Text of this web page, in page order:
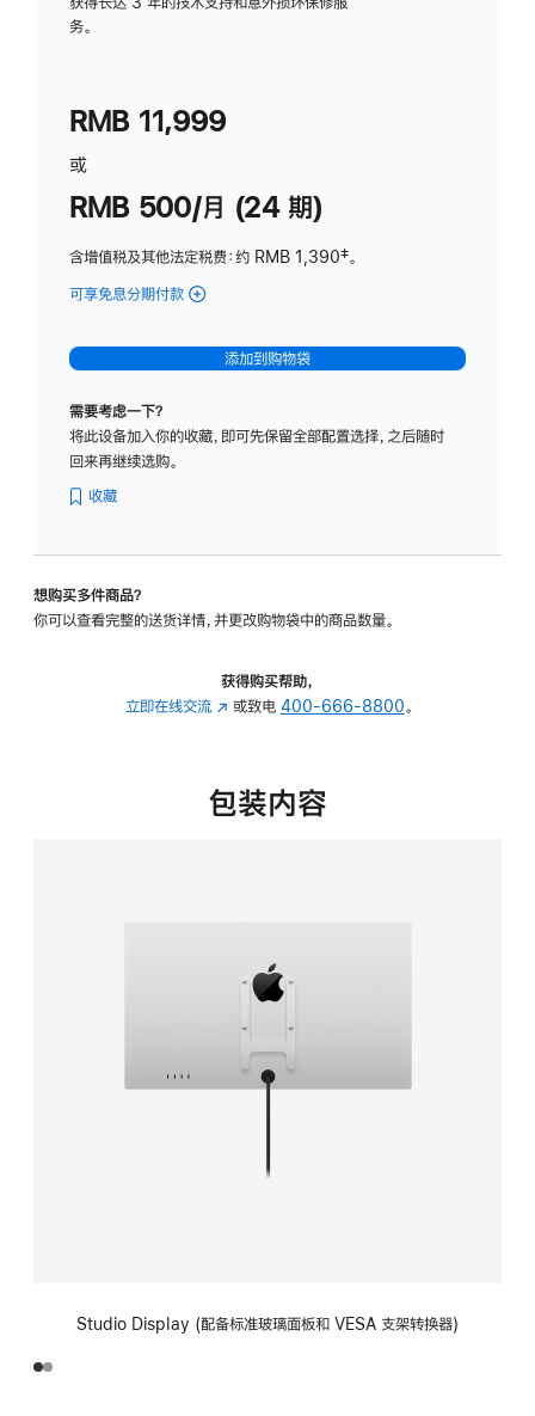
务。
RMB 11,999
或
RMB 500/月 (24 期)
含增值税及其他法定税费：约 RMB 1,390脚
‡。
可享免息分期付款 (Studio
-
标
璃
转
的
添加到购物袋
需要考虑一下？
将此设备加入你的收藏，即可先保留全部配置选择，之后随时
回来再继续选购。
收藏
想购买多件商品？
你可以查看完整的送货详情，并更改购物袋中的商品数量。
获得购买帮助，
立即在线交流 (在
中
或致电 400-666-8800。
包装内容
Studio Display (配备标准玻璃面板和 VESA 支架转换器)